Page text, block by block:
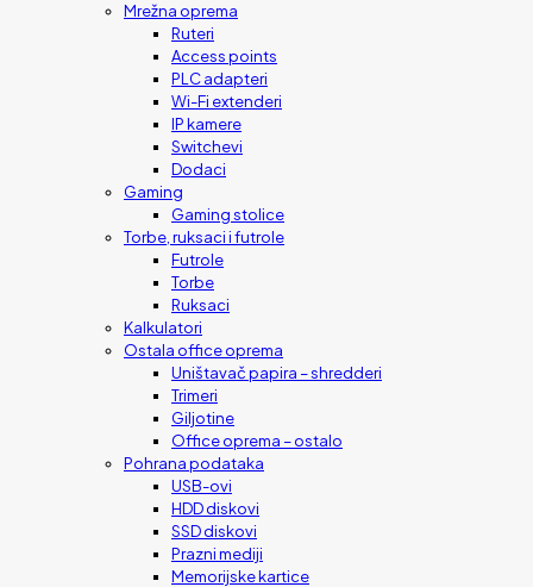
Mrežna oprema
Ruteri
Access points
PLC adapteri
Wi-Fi extenderi
IP kamere
Switchevi
Dodaci
Gaming
Gaming stolice
Torbe, ruksaci i futrole
Futrole
Torbe
Ruksaci
Kalkulatori
Ostala office oprema
Uništavač papira – shredderi
Trimeri
Giljotine
Office oprema – ostalo
Pohrana podataka
USB-ovi
HDD diskovi
SSD diskovi
Prazni mediji
Memorijske kartice